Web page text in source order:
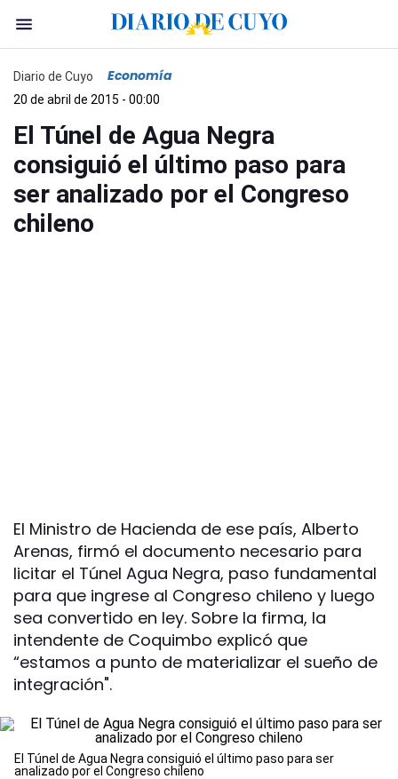
Diario de Cuyo Economía
20 de abril de 2015 - 00:00
El Túnel de Agua Negra
consiguió el último paso para
ser analizado por el Congreso
chileno
El Ministro de Hacienda de ese país, Alberto
Arenas, firmó el documento necesario para
licitar el Túnel Agua Negra, paso fundamental
para que ingrese al Congreso chileno y luego
sea convertido en ley. Sobre la firma, la
intendente de Coquimbo explicó que
“estamos a punto de materializar el sueño de
integración".
El Túnel de Agua Negra consiguió el último paso para ser
analizado por el Congreso chileno